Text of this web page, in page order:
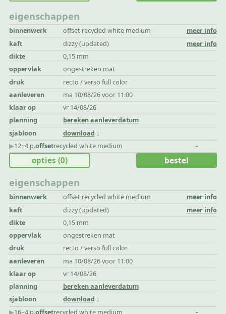
eigenschappen
binnenwerk offset recycled white medium
meer info
kaft
dizzy (updated)
meer info
dikte
0,15 mm
oppervlak
ongestreken mat
druk
recto / verso full color
aanleveren
ma 10/08/26 voor 11:00
klaar op
vr 14/08/26
planning
bereken aanleverdatum
sjabloon
download
▶︎12+4 p.offsetrecycled white medium -
eigenschappen
binnenwerk offset recycled white medium
meer info
kaft
dizzy (updated)
meer info
dikte
0,15 mm
oppervlak
ongestreken mat
druk
recto / verso full color
aanleveren
ma 10/08/26 voor 11:00
klaar op
vr 14/08/26
planning
bereken aanleverdatum
sjabloon
download
opties (0) bestel